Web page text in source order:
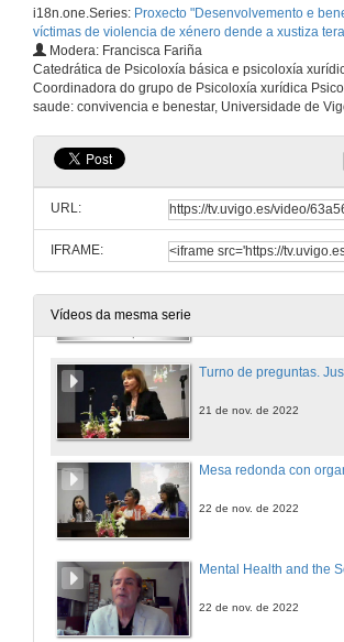
i18n.one.Series: Proxecto "Desenvolvemento e
víctimas de violencia de xénero dende a xustiza
Modera: Francisca Fariña
Catedrática de Psicoloxía básica e psicoloxía
Coordinadora do grupo de Psicoloxía xurídica
saude: convivencia e benestar, Universidade de
URL:
IFRAME:
Vídeos da mesma serie
21 de nov. de 2022
16 de xan. de 2023
Conferencia
21 de nov. de 2022
Justicia + Igualdad
Turno de preguntas.
21 de nov. de 2022
22 de nov. de 2022
22 de nov. de 2022